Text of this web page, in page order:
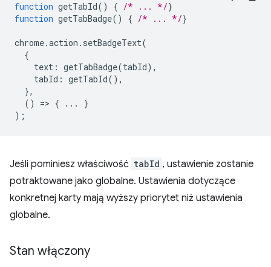
function getTabId() { /* ... */}
function getTabBadge() { /* ... */}
chrome.action . setBadgeText(
{
text : getTabBadge(tabId),
tabId : getTabId(),
},
()
=> { ...
}
);
Jeśli pominiesz właściwość tabId , ustawienie zostanie
potraktowane jako globalne. Ustawienia dotyczące
konkretnej karty mają wyższy priorytet niż ustawienia
globalne.
Stan włączony